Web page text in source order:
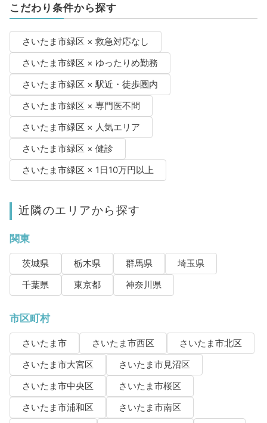
こだわり条件から探す
さいたま市緑区 × 救急対応なし
さいたま市緑区 × ゆったりめ勤務
さいたま市緑区 × 駅近・徒歩圏内
さいたま市緑区 × 専門医不問
さいたま市緑区 × 人気エリア
さいたま市緑区 × 健診
さいたま市緑区 × 1日10万円以上
近隣のエリアから探す
関東
茨城県 栃木県 群馬県
埼玉県
千葉県
東京都 神奈川県
市区町村
さいたま市 さいたま市西区
さいたま市北区
さいたま市大宮区
さいたま市見沼区
さいたま市中央区
さいたま市桜区
さいたま市浦和区
さいたま市南区